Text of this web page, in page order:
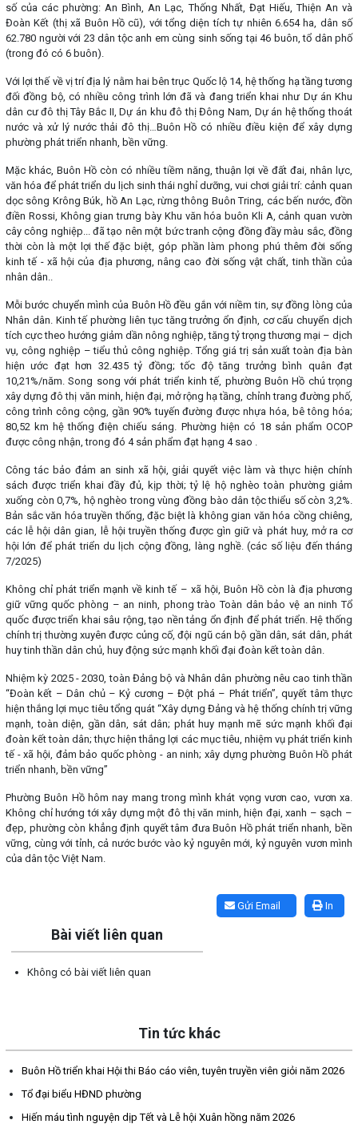
số của các phường: An Bình, An Lạc, Thống Nhất, Đạt Hiếu, Thiện An và
Đoàn Kết (thị xã Buôn Hồ cũ), với tổng diện tích tự nhiên 6.654 ha, dân số
62.780 người với 23 dân tộc anh em cùng sinh sống tại 46 buôn, tổ dân phố
(trong đó có 6 buôn).
Với lợi thế về vị trí địa lý nằm hai bên trục Quốc lộ 14, hệ thống hạ tầng tương
đối đồng bộ, có nhiều công trình lớn đã và đang triển khai như Dự án Khu
dân cư đô thị Tây Bắc II, Dự án khu đô thị Đông Nam, Dự án hệ thống thoát
nước và xử lý nước thải đô thị…Buôn Hồ có nhiều điều kiện để xây dựng
phường phát triển nhanh, bền vững.
Mặc khác, Buôn Hồ còn có nhiều tiềm năng, thuận lợi về đất đai, nhân lực,
văn hóa để phát triển du lịch sinh thái nghỉ dưỡng, vui chơi giải trí: cảnh quan
dọc sông Krông Búk, hồ An Lạc, rừng thông Buôn Tring, các bến nước, đồn
điền Rossi, Không gian trưng bày Khu văn hóa buôn Kli A, cảnh quan vườn
cây công nghiệp... đã tạo nên một bức tranh cộng đồng đầy màu sắc, đồng
thời còn là một lợi thế đặc biệt, góp phần làm phong phú thêm đời sống
kinh tế - xã hội của địa phương, nâng cao đời sống vật chất, tinh thần của
nhân dân..
Mỗi bước chuyển mình của Buôn Hồ đều gắn với niềm tin, sự đồng lòng của
Nhân dân. Kinh tế phường liên tục tăng trưởng ổn định, cơ cấu chuyển dịch
tích cực theo hướng giảm dần nông nghiệp, tăng tỷ trọng thương mại – dịch
vụ, công nghiệp – tiểu thủ công nghiệp. Tổng giá trị sản xuất toàn địa bàn
hiện ước đạt hơn 32.435 tỷ đồng; tốc độ tăng trưởng bình quân đạt
10,21%/năm. Song song với phát triển kinh tế, phường Buôn Hồ chú trọng
xây dựng đô thị văn minh, hiện đại, mở rộng hạ tầng, chỉnh trang đường phố,
công trình công cộng, gần 90% tuyến đường được nhựa hóa, bê tông hóa;
80,52 km hệ thống điện chiếu sáng. Phường hiện có 18 sản phẩm OCOP
được công nhận, trong đó 4 sản phẩm đạt hạng 4 sao .
Công tác bảo đảm an sinh xã hội, giải quyết việc làm và thực hiện chính
sách được triển khai đầy đủ, kịp thời; tỷ lệ hộ nghèo toàn phường giảm
xuống còn 0,7%, hộ nghèo trong vùng đồng bào dân tộc thiểu số còn 3,2%.
Bản sắc văn hóa truyền thống, đặc biệt là không gian văn hóa cồng chiêng,
các lễ hội dân gian, lễ hội truyền thống được gìn giữ và phát huy, mở ra cơ
hội lớn để phát triển du lịch cộng đồng, làng nghề. (các số liệu đến tháng
7/2025)
Không chỉ phát triển mạnh về kinh tế – xã hội, Buôn Hồ còn là địa phương
giữ vững quốc phòng – an ninh, phong trào Toàn dân bảo vệ an ninh Tổ
quốc được triển khai sâu rộng, tạo nền tảng ổn định để phát triển. Hệ thống
chính trị thường xuyên được củng cố, đội ngũ cán bộ gần dân, sát dân, phát
huy tinh thần dân chủ, huy động sức mạnh khối đại đoàn kết toàn dân.
Nhiệm kỳ 2025 - 2030, toàn Đảng bộ và Nhân dân phường nêu cao tinh thần
“Đoàn kết – Dân chủ – Kỷ cương – Đột phá – Phát triển”, quyết tâm thực
hiện thắng lợi mục tiêu tổng quát “Xây dựng Đảng và hệ thống chính trị vững
mạnh, toàn diện, gần dân, sát dân; phát huy mạnh mẽ sức mạnh khối đại
đoàn kết toàn dân; thực hiện thắng lợi các mục tiêu, nhiệm vụ phát triển kinh
tế - xã hội, đảm bảo quốc phòng - an ninh; xây dựng phường Buôn Hồ phát
triển nhanh, bền vững”
Phường Buôn Hồ hôm nay mang trong mình khát vọng vươn cao, vươn xa.
Không chỉ hướng tới xây dựng một đô thị văn minh, hiện đại, xanh – sạch –
đẹp, phường còn khẳng định quyết tâm đưa Buôn Hồ phát triển nhanh, bền
vững, cùng với tỉnh, cả nước bước vào kỷ nguyên mới, kỷ nguyên vươn mình
của dân tộc Việt Nam.
In
Gửi Email
Bài viết liên quan
Không có bài viết liên quan
Tin tức khác
Buôn Hồ triển khai Hội thi Báo cáo viên, tuyên truyền viên giỏi năm 2026
Tổ đại biểu HĐND phường
Hiến máu tình nguyện dịp Tết và Lễ hội Xuân hồng năm 2026